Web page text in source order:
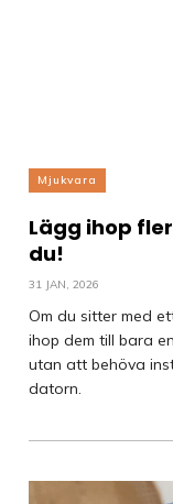
Mjukvara
Lägg ihop
du!
31 JAN, 2026
Om du sitter med
ihop dem till bara
utan att behöva
datorn.